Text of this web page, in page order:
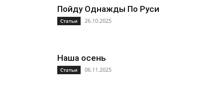
Пойду Однажды По Руси
Статьи 26.10.2025
Наша осень
Статьи 06.11.2025